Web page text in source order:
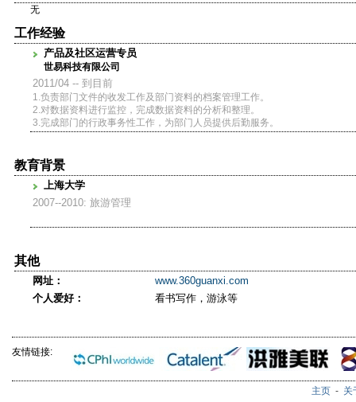
无
工作经验
产品及社区运营专员
世易科技有限公司
2011/04 -- 到目前
1.负责部门文件的收发工作及部门资料的档案管理工作。
2.对数据资料进行监控，完成数据资料的分析和整理。
3.完成部门的行政事务性工作，为部门人员提供后勤服务。
教育背景
上海大学
2007--2010: 旅游管理
其他
网址：
www.360guanxi.com
个人爱好：
看书写作，游泳等
友情链接:
主页 - 关